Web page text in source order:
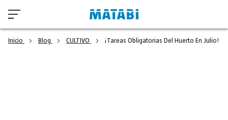
Inicio Blog CULTIVO ¡Tareas Obligatorias Del Huerto En Julio!